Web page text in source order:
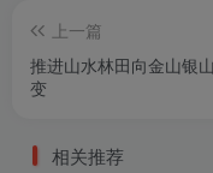
上一篇
推进山水林田向金山银
变
相关推荐